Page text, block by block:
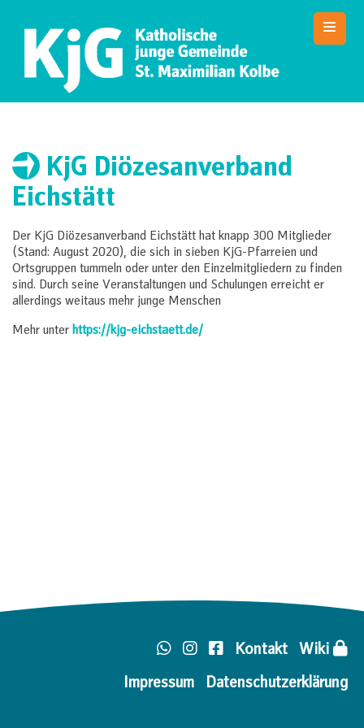
SMK Jugendarbeit
Die Website der KJG St. Maximilian Kolbe Nürnberg
KjG Diözesanverband
Eichstätt
Der KjG Diözesanverband Eichstätt hat knapp 300 Mitglieder
(Stand: August 2020), die sich in sieben KjG-Pfarreien und
Ortsgruppen tummeln oder unter den Einzelmitgliedern zu finden
sind. Durch seine Veranstaltungen und Schulungen erreicht er
allerdings weitaus mehr junge Menschen
Mehr unter https://kjg-eichstaett.de/
Kontakt Wiki
Impressum Datenschutzerklärung